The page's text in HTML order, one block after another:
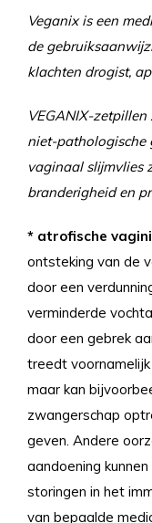
Veganix is een
de
klachten drogist,
VEGANIX-
niet-pathologische
vaginaal slijmvlies
branderigheid en
* atrofische
ontsteking van de
door een
verminderde
door een gebrek
treedt
maar kan
zwangerschap
geven. Andere
aandoening
storingen in het
van bepaalde